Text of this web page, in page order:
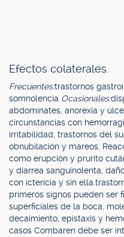
Efectos colaterales.
Frecuentes:trastornos
somnolencia Ocasionales:
abdominates, anorexia y
circunstancias con
irritabilidad, trastornos del
obnubilación y mareos.
como erupción y prurito
y diarrea sanguinolenta,
con ictericia y sin
primeros signos pueden ser
superficiales de la boca,
decaimiento, epistaxis y
casos Combaren debe ser